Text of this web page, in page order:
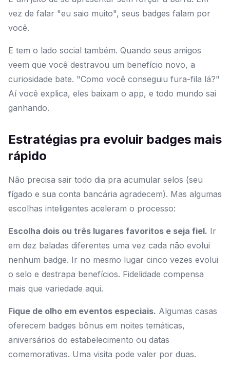
vez de falar "eu saio muito", seus badges falam por
você.
E tem o lado social também. Quando seus amigos
veem que você destravou um benefício novo, a
curiosidade bate. "Como você conseguiu fura-fila lá?"
Aí você explica, eles baixam o app, e todo mundo sai
ganhando.
Estratégias pra evoluir badges mais
rápido
Não precisa sair todo dia pra acumular selos (seu
fígado e sua conta bancária agradecem). Mas algumas
escolhas inteligentes aceleram o processo:
Escolha dois ou três lugares favoritos e seja fiel. Ir
em dez baladas diferentes uma vez cada não evolui
nenhum badge. Ir no mesmo lugar cinco vezes evolui
o selo e destrapa benefícios. Fidelidade compensa
mais que variedade aqui.
Fique de olho em eventos especiais. Algumas casas
oferecem badges bônus em noites temáticas,
aniversários do estabelecimento ou datas
comemorativas. Uma visita pode valer por duas.